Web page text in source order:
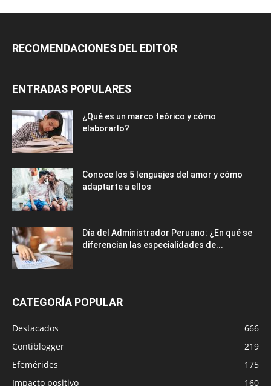
RECOMENDACIONES DEL EDITOR
ENTRADAS POPULARES
¿Qué es un marco teórico y cómo
elaborarlo?
Conoce los 5 lenguajes del amor y cómo
adaptarte a ellos
Día del Administrador Peruano: ¿En qué se
diferencian las especialidades de...
CATEGORÍA POPULAR
Destacados
666
Contiblogger
219
Efemérides
175
Impacto positivo
160